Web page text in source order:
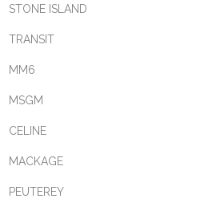
STONE ISLAND
TRANSIT
MM6
MSGM
CELINE
MACKAGE
PEUTEREY